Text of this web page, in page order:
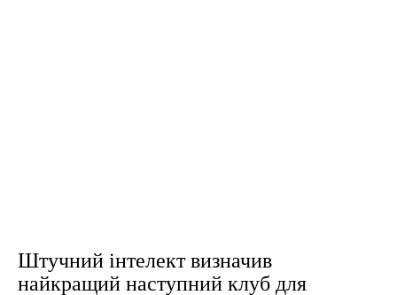
Штучний інтелект визначив
найкращий наступний клуб для